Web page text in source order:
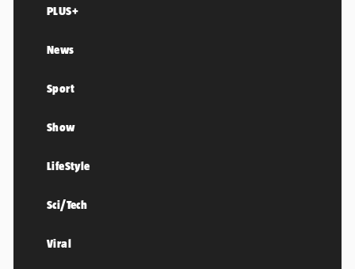
PLUS+
News
Sport
Show
LifeStyle
Sci/Tech
Viral